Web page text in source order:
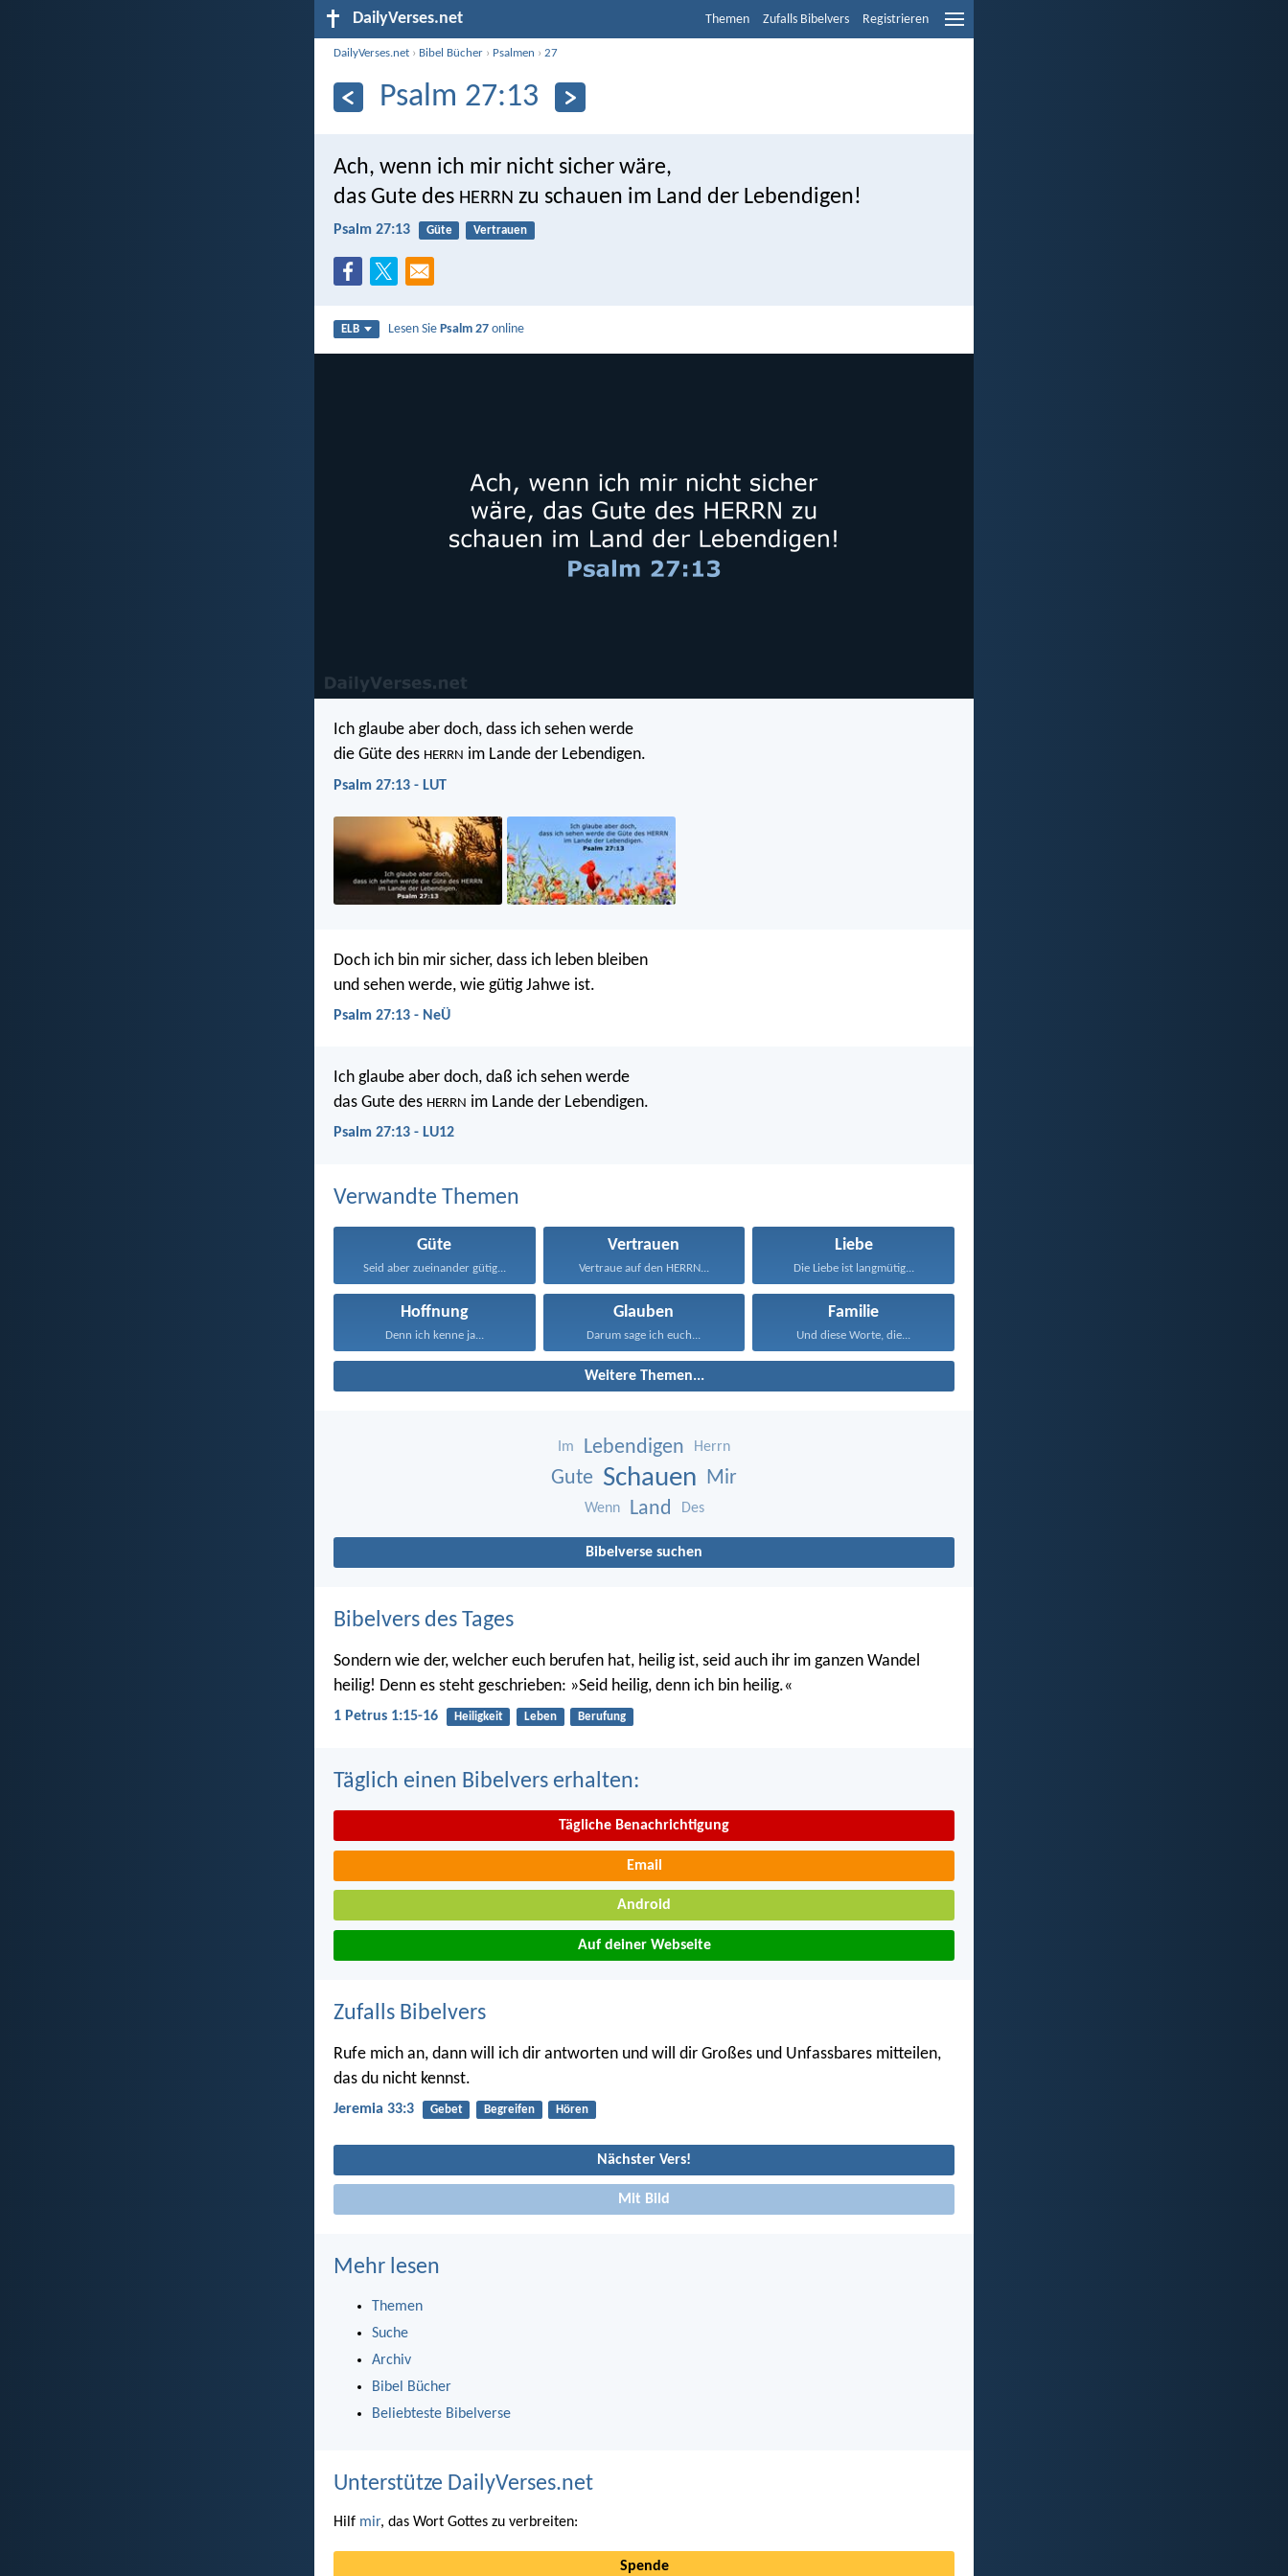
DailyVerses.net Themen Zufalls Bibelvers Registrieren
DailyVerses.net › Bibel Bücher › Psalmen ›27
Psalm 27:13
Ach, wenn ich mir nicht sicher wäre,
das Gute des HERRN zu schauen im Land der Lebendigen!
Psalm 27:13 Güte Vertrauen
ELB Lesen SiePsalm 27 online
Ich glaube aber doch, dass ich sehen werde
die Güte des HERRN im Lande der Lebendigen.
Psalm 27:13 - LUT
Doch ich bin mir sicher, dass ich leben bleiben
und sehen werde, wie gütig Jahwe ist.
Psalm 27:13 - NeÜ
Ich glaube aber doch, daß ich sehen werde
das Gute des HERRN im Lande der Lebendigen.
Psalm 27:13 - LU12
Verwandte Themen
Güte
Seid aber zueinander gütig...
Vertrauen
Vertraue auf den HERRN...
Liebe
Die Liebe ist langmütig...
Hoffnung
Denn ich kenne ja...
Glauben
Darum sage ich euch...
Familie
Und diese Worte, die...
Weitere Themen...
Im Lebendigen Herrn
Gute Schauen Mir
Wenn Land Des
Bibelverse suchen
Bibelvers des Tages
Sondern wie der, welcher euch berufen hat, heilig ist, seid auch ihr im ganzen Wandel
heilig! Denn es steht geschrieben: »Seid heilig, denn ich bin heilig.«
1 Petrus 1:15-16 Heiligkeit Leben Berufung
Täglich einen Bibelvers erhalten:
Tägliche Benachrichtigung
Email
Android
Auf deiner Webseite
Zufalls Bibelvers
Rufe mich an, dann will ich dir antworten und will dir Großes und Unfassbares mitteilen,
das du nicht kennst.
Jeremia 33:3 Gebet Begreifen Hören
Nächster Vers!
Mit Bild
Mehr lesen
Themen
Suche
Archiv
Bibel Bücher
Beliebteste Bibelverse
Unterstütze DailyVerses.net
Hilf mir, das Wort Gottes zu verbreiten:
Spende